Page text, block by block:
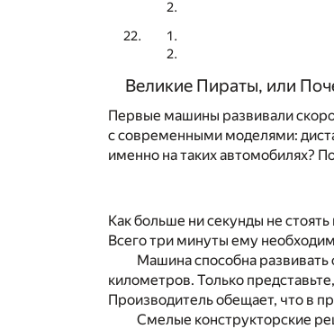
Великие Пираты, или
Первые машины развивали
с современными моделями:
именно на таких автомобилях?
Как больше ни секунды не
Всего три минуты ему
Машина способна развивать
километров. Только
Производитель обещает, что в
Смелые конструкторские